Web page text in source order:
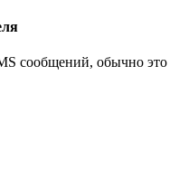
сообщений, обычно это